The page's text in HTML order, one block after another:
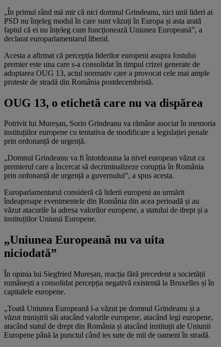
„În primul rând mă mir că nici domnul Grindeanu, nici unii lideri ai
PSD nu înțeleg modul în care sunt văzuți în Europa și asta arată
faptul că ei nu înțeleg cum funcționează Uniunea Europeană”, a
declarat europarlamentarul liberal.
Acesta a afirmat că percepția liderilor europeni asupra fostului
premier este una care s-a consolidat în timpul crizei generate de
adoptarea OUG 13, actul normativ care a provocat cele mai ample
proteste de stradă din România postdecembristă.
OUG 13, o etichetă care nu va dispărea
Potrivit lui Mureșan, Sorin Grindeanu va rămâne asociat în memoria
instituțiilor europene cu tentativa de modificare a legislației penale
prin ordonanță de urgență.
„Domnul Grindeanu va fi întotdeauna la nivel european văzut ca
premierul care a încercat să decriminalizeze corupția în România
prin ordonanță de urgență a guvernului”, a spus acesta.
Europarlamentarul consideră că liderii europeni au urmărit
îndeaproape evenimentele din România din acea perioadă și au
văzut atacurile la adresa valorilor europene, a statului de drept și a
instituțiilor Uniunii Europene.
„Uniunea Europeană nu va uita
niciodată”
În opinia lui Siegfried Mureșan, reacția fără precedent a societății
românești a consolidat percepția negativă existentă la Bruxelles și în
capitalele europene.
„Toată Uniunea Europeană l-a văzut pe domnul Grindeanu și a
văzut miniștrii săi atacând valorile europene, atacând legi europene,
atacând statul de drept din România și atacând instituții ale Uniunii
Europene până la punctul când ies sute de mii de oameni în stradă.